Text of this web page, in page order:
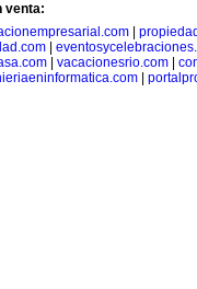
venta:
| vacacionesrio.com|
|